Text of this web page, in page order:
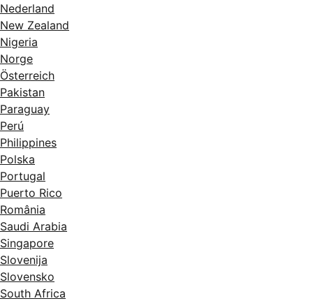
Nederland
New Zealand
Nigeria
Norge
Österreich
Pakistan
Paraguay
Perú
Philippines
Polska
Portugal
Puerto Rico
România
Saudi Arabia
Singapore
Slovenija
Slovensko
South Africa